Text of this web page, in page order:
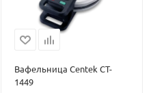
Вафельница Centek CT-
1449